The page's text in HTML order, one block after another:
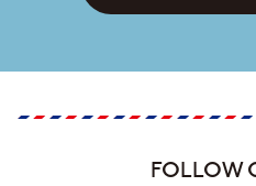
FOLLOW